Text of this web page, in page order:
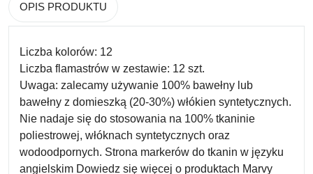
OPIS PRODUKTU
Liczba kolorów: 12
Liczba flamastrów w zestawie: 12 szt.
Uwaga: zalecamy używanie 100% bawełny lub
bawełny z domieszką (20-30%) włókien syntetycznych.
Nie nadaje się do stosowania na 100% tkaninie
poliestrowej, włóknach syntetycznych oraz
wodoodpornych. Strona markerów do tkanin w języku
angielskim Dowiedz się więcej o produktach Marvy